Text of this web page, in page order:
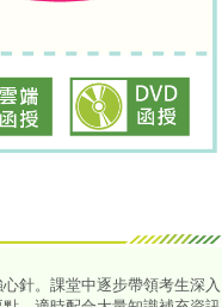
針。課堂中逐步帶領考生深入